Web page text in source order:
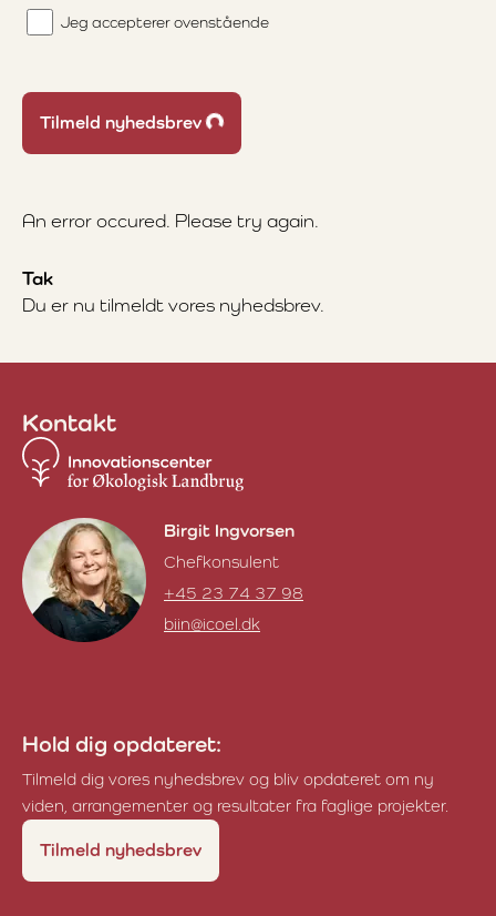
Jeg accepterer ovenstående
Tilmeld nyhedsbrev Loading...
An error occured. Please try again.
Tak
Du er nu tilmeldt vores nyhedsbrev.
Kontakt
Birgit Ingvorsen
Chefkonsulent
+45 23 74 37 98
biin@icoel.dk
Hold dig opdateret:
Tilmeld dig vores nyhedsbrev og bliv opdateret om ny
viden, arrangementer og resultater fra faglige projekter.
Tilmeld nyhedsbrev